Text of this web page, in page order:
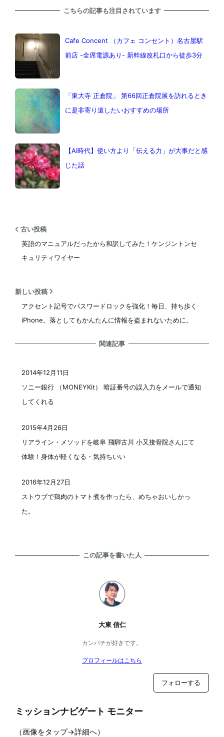
こちらの記事も注目されています
Cafe Concent （カフェ コンセント）名古屋駅
前店 -全席電源あり- 新幹線改札口から徒歩3分
「東大寺 正倉院」 第66回正倉院展を訪れるとき
に是非寄り道したいおすすめの場所
【AI時代】使い方より「伝える力」が大事だと感
じた話
古い投稿
英語のマニュアルだったから和訳してみた！ケンジントンセ
キュリティワイヤー
新しい投稿
アクセント記号でパスワードロックを強化！毎日、持ち歩く
iPhone。落としてもかんたんに情報を盗まれないために。
関連記事
ソニー銀行 （MONEYKit） 暗証番号の誤入力をメールで通知
してくれる
2014年12月11日
リアライン・メソッドを岐阜 飛騨古川 小又接骨院さんにて
体験！身体が軽くなる・気持ちいい
2015年4月26日
ストウブで鶏肉のトマト煮を作ったら、めちゃおいしかっ
た。
2016年12月27日
この記事を書いた人
大東 信仁
カンパチが好きです。
プロフィールはこちら
フォローする
ミッションナビゲート モニター
（画像をタップ→詳細へ）